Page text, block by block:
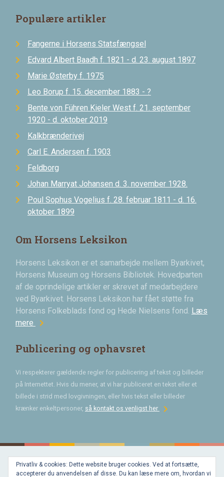
Populære artikler
Fangerne i Horsens Statsfængsel
Edvard Albert Baadh f. 1821 - d. 23. august 1897
Marie Østerby f. 1975
Leo Borup f. 15. december 1883 - ?
Bente von Führen Kieler West f. 21. september
1920 - d. oktober 2019
Kalkbrænderivej
Carl E. Andersen f. 1903
Feldborg
Johan Marryat Johansen d. 3. november 1928.
Poul Sophus Vogelius f. 28. februar 1811 - d. 16.
oktober 1899
Om Horsens Leksikon
Horsens Leksikon er et samarbejde mellem Byarkivet,
Horsens Museum og Horsens Bibliotek. Hovedparten
af de oprindelige artikler er skrevet af medarbejdere
ved Byarkivet. Horsens Leksikon har fået støtte fra
Horsens Folkeblads fond og Hede Nielsens fond. Læs
mere chevron_right
Publicering og ophavsret
Vi respekterer gældende regler for publicering af tekst og billeder
på Internettet. Hvis du mener, at vi har publiceret en tekst eller et
billede i strid med lovgivningen, eller hvis tekst eller billeder
krænker enkeltpersoner, så kontakt os venligst herchevron_right
Bygget med
WordPressog
Privatliv & cookies: Dette website bruger cookies. Ved at fortsætte,
accepterer du anvendelsen af disse. Du kan læse mere om, hvordan vi